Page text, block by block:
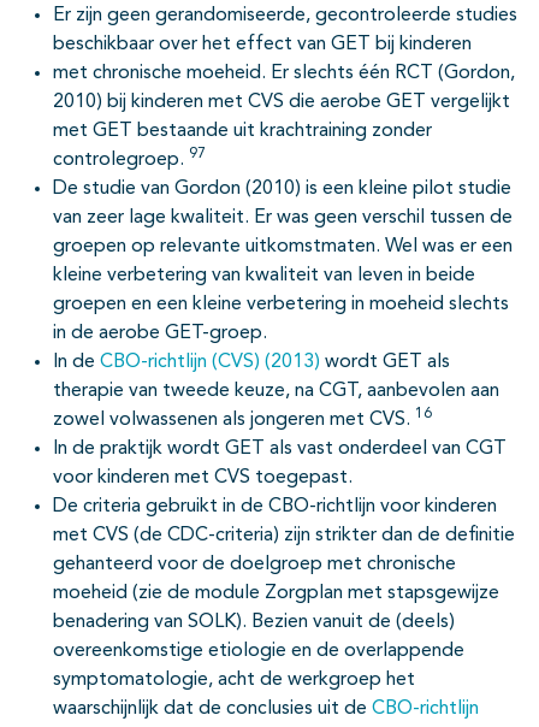
Er zijn geen gerandomiseerde, gecontroleerde studies
beschikbaar over het effect van GET bij kinderen
met chronische moeheid. Er slechts één RCT (Gordon,
2010) bij kinderen met CVS die aerobe GET vergelijkt
met GET bestaande uit krachtraining zonder
controlegroep. 97
De studie van Gordon (2010) is een kleine pilot studie
van zeer lage kwaliteit. Er was geen verschil tussen de
groepen op relevante uitkomstmaten. Wel was er een
kleine verbetering van kwaliteit van leven in beide
groepen en een kleine verbetering in moeheid slechts
in de aerobe GET-groep.
In de CBO-richtlijn (CVS) (2013) wordt GET als
therapie van tweede keuze, na CGT, aanbevolen aan
zowel volwassenen als jongeren met CVS. 16
In de praktijk wordt GET als vast onderdeel van CGT
voor kinderen met CVS toegepast.
De criteria gebruikt in de CBO-richtlijn voor kinderen
met CVS (de CDC-criteria) zijn strikter dan de definitie
gehanteerd voor de doelgroep met chronische
moeheid (zie de module Zorgplan met stapsgewijze
benadering van SOLK). Bezien vanuit de (deels)
overeenkomstige etiologie en de overlappende
symptomatologie, acht de werkgroep het
waarschijnlijk dat de conclusies uit de CBO-richtlijn